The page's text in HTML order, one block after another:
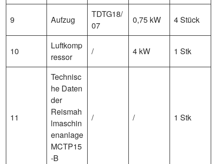
9 Aufzug
TDTG18/
07
0,75 kW 4 Stück
10
Luftkomp
ressor
/ 4 kW 1 Stk
11
Technisc
he Daten
der
Reismah
lmaschin
enanlage
MCTP15
-B
/ / 1 Stk